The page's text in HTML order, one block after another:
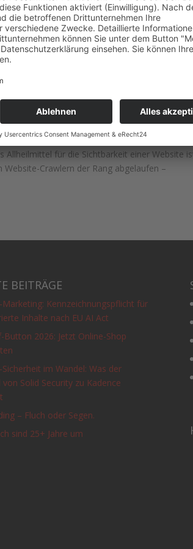
*Update*
Allheilmittel für die Sichtbarkeit einer Website
Crawlern der Rang abgelaufen –
BEITRÄGE
Kennzeichnungspflicht für
Inhalte nach EU AI Act
Button 2026: Jetzt Online-Shop
im Wandel: Was der
von Solid Security zu Kadence
– Fluch oder Segen.
sind 25+ Jahre um